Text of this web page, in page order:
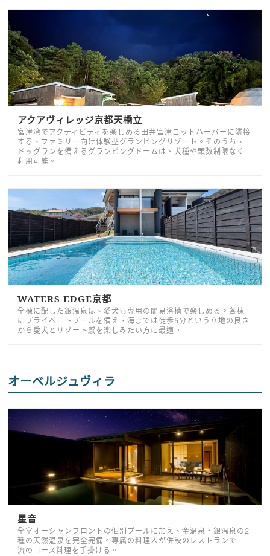
アクアヴィレッジ京都天橋立
宮津湾でアクティビティを楽しめる田井宮津ヨットハーバーに隣接
する、ファミリー向け体験型グランピングリゾート。そのうち、
ドッグランを備えるグランピングドームは、犬種や頭数制限なく
利用可能。
WATERS EDGE京都
全棟に配した銀温泉は、愛犬も専用の簡易浴槽で楽しめる。各棟
にプライベートプールを備え、海までは徒歩5分という立地の良さ
から愛犬とリゾート感を楽しみたい方に最適。
オーベルジュヴィラ
星音
全室オーシャンフロントの個別プールに加え、金温泉・銀温泉の2
種の天然温泉を完全完備。専属の料理人が併設のレストランで一
流のコース料理を手掛ける。